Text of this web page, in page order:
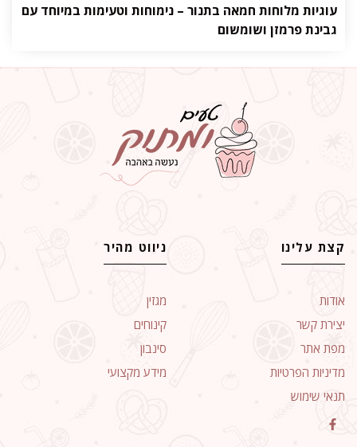
עוגיות מלוחות חמאה בתנור – נימוחות וטעימות במיוחד עם
גבינת פרמזן ושומשום
קצת עלינו
אודות
יצירת קשר
מפת אתר
מדיניות הפרטיות
תנאי שימוש
ניווט מהיר
מגזין
קינוחים
סינבון
מידע מקצועי